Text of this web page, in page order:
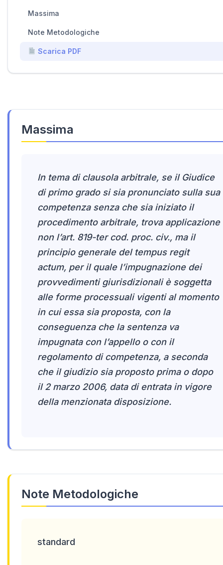
Massima
In tema di clausola arbitrale, se il Giudice
di primo grado si sia pronunciato sulla sua
competenza senza che sia iniziato il
procedimento arbitrale, trova applicazione
non l’art. 819-ter cod. proc. civ., ma il
principio generale del tempus regit
actum, per il quale l’impugnazione dei
provvedimenti giurisdizionali è soggetta
alle forme processuali vigenti al momento
in cui essa sia proposta, con la
conseguenza che la sentenza va
impugnata con l’appello o con il
regolamento di competenza, a seconda
che il giudizio sia proposto prima o dopo
il 2 marzo 2006, data di entrata in vigore
della menzionata disposizione.
Note Metodologiche
standard
Massima
Note Metodologiche
Scarica PDF